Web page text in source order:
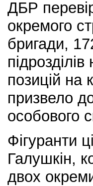
ДБР
окремого
бригади,
позицій на
призвело
особового
Фігуранти
Галушкін,
двох